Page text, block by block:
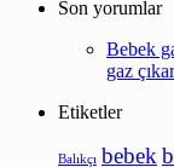
Son yorumlar
Bebek
gaz
Etiketler
Balıkçı bebek